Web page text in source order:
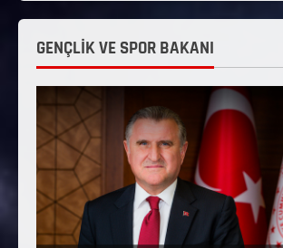
GENÇLİK VE SPOR BAKANI